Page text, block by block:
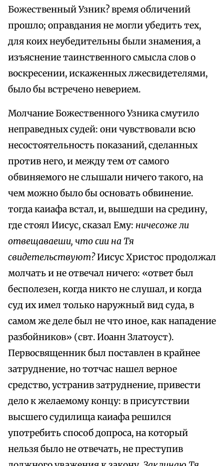
Божественный Узник? время обличений
прошло; оправдания не могли убедить тех,
для коих неубедительны были знамения, а
изъяснение таинственного смысла слов о
воскресении, искаженных лжесвидетелями,
было бы встречено неверием.
Молчание Божественного Узника смутило
неправедных судей: они чувствовали всю
несостоятельность показаний, сделанных
против него, и между тем от самого
обвиняемого не слышали ничего такого, на
чем можно было бы основать обвинение.
тогда каиафа встал, и, вышедши на средину,
где стоял Иисус, сказал Ему: ничесоже ли
отвещаваеши, что сии на Тя
свидетельствуют?Иисус Христос продолжал
молчать и не отвечал ничего: «ответ был
бесполезен, когда никто не слушал, и когда
суд их имел только наружный вид суда, в
самом же деле был не что иное, как нападение
разбойников» (свт. Иоанн Златоуст).
Первосвященник был поставлен в крайнее
затруднение, но тотчас нашел верное
средство, устранив затруднение, привести
дело к желаемому концу: в присутствии
высшего судилища каиафа решился
употребить способ допроса, на который
нельзя было не отвечать, не преступив